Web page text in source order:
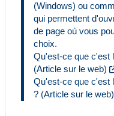
(Windows) ou
qui permettent
de page où vous
choix.
Qu'est-ce que c'est
(Article sur le web)
Qu'est-ce que c'est
? (Article sur le web)